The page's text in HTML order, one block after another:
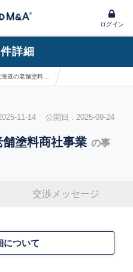
ログイン
詳細
11-14 公開日 : 2025-09-24
舗塗料商社事業 の事
交渉メッセージ
について